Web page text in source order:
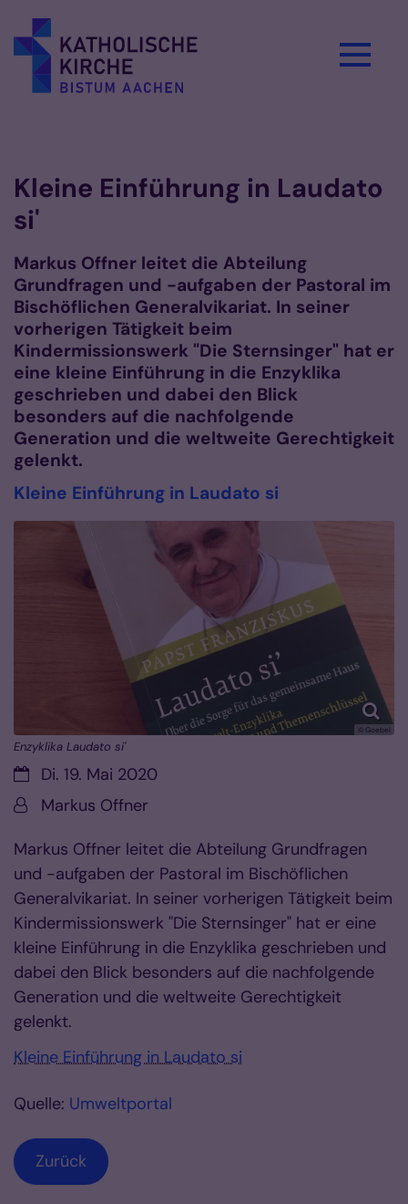
Kleine Einführung in Laudato
si'
Markus Offner leitet die Abteilung
Grundfragen und -aufgaben der Pastoral im
Bischöflichen Generalvikariat. In seiner
vorherigen Tätigkeit beim
Kindermissionswerk "Die Sternsinger" hat er
eine kleine Einführung in die Enzyklika
geschrieben und dabei den Blick
besonders auf die nachfolgende
Generation und die weltweite Gerechtigkeit
gelenkt.
Kleine Einführung in Laudato si
© Goebel
Enzyklika Laudato si'
Datum:Di. 19. Mai 2020
Von:Markus Offner
Markus Offner leitet die Abteilung Grundfragen
und -aufgaben der Pastoral im Bischöflichen
Generalvikariat. In seiner vorherigen Tätigkeit beim
Kindermissionswerk "Die Sternsinger" hat er eine
kleine Einführung in die Enzyklika geschrieben und
dabei den Blick besonders auf die nachfolgende
Generation und die weltweite Gerechtigkeit
gelenkt.
Kleine Einführung in Laudato si
Quelle: Umweltportal
Zurück